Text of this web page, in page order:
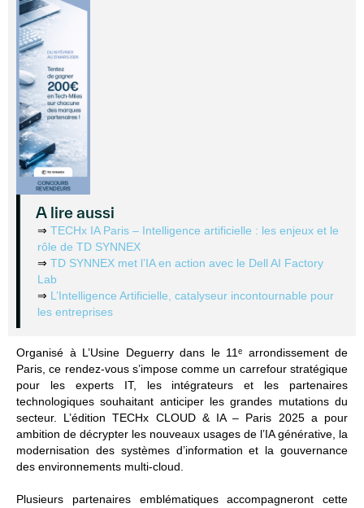
Organisé à L’Usine Deguerrydans le 11ᵉ arrondissement de
Paris, ce rendez-vous s’impose comme un carrefour stratégique
pour les experts IT, les intégrateurs et les partenaires
technologiques souhaitant anticiper les grandes mutations du
secteur. L’éditionTECHx CLOUD & IA – Paris 2025a pour
ambition de décrypter les nouveaux usages de l’IA générative , la
modernisation des systèmes d’information et la gouvernance
des environnements multi-cloud
Plusieurs partenaires emblématiques accompagneront cette
A lire aussi
⇒ TECHx IA Paris – Intelligence artificielle : les enjeux et le
rôle de TD SYNNEX​
⇒ TD SYNNEX met l’IA en action avec le Dell AI Factory
Lab
⇒ L’Intelligence Artificielle, catalyseur incontournable pour
les entreprises